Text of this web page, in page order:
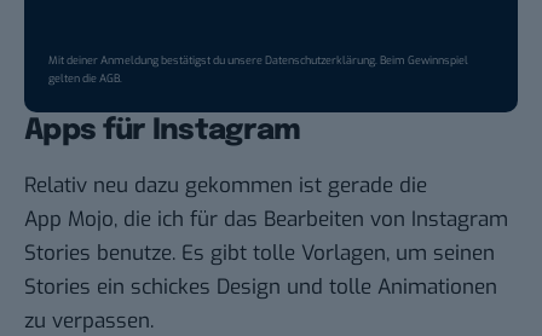
Mit deiner Anmeldung bestätigst du unsereDatenschutzerklärung. Beim Gewinnspiel
gelten dieAGB.
Apps für Instagram
Relativ neu dazu gekommen ist gerade die
App Mojo, die ich für das Bearbeiten von Instagram
Stories benutze. Es gibt tolle Vorlagen, um seinen
Stories ein schickes Design und tolle Animationen
zu verpassen.